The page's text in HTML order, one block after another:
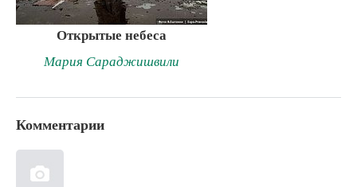
Открытые небеса
Мария Сараджишвили
Комментарии